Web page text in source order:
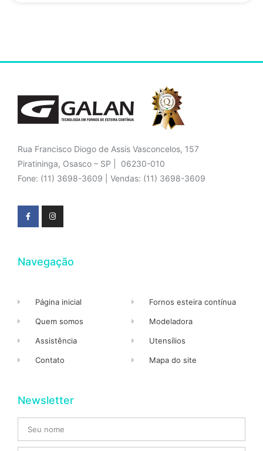
Rua Francisco Diogo de Assis Vasconcelos, 157
Piratininga, Osasco – SP | 06230-010
Fone: (11) 3698-3609 | Vendas: (11) 3698-3609
Navegação
Página inicial
Quem somos
Assistência
Contato
Fornos esteira contínua
Modeladora
Utensílios
Mapa do site
Newsletter